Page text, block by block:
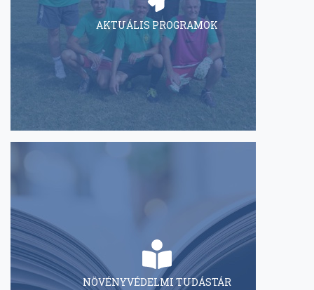
AKTUÁLIS PROGRAMOK
NÖVÉNYVÉDELMI TUDÁSTÁR